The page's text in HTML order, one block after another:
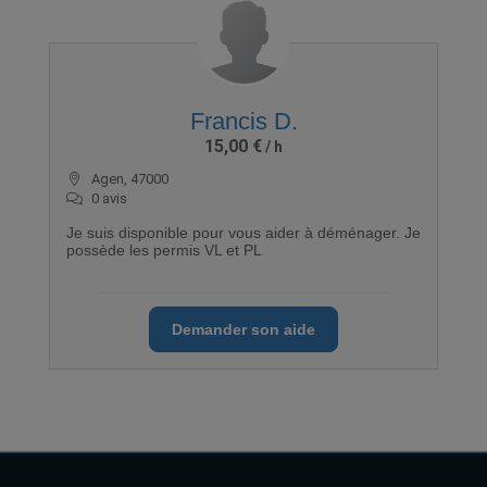
Francis D.
15,00 €
Agen, 47000
0 avis
Je suis disponible pour vous aider à déménager. Je
possède les permis VL et PL
Demander son aide